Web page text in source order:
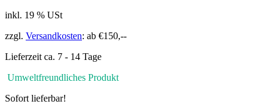
inkl. 19 % USt
zzgl. Versandkosten: ab €150,--
Lieferzeit ca. 7 - 14 Tage
Umweltfreundliches Produkt
Sofort lieferbar!